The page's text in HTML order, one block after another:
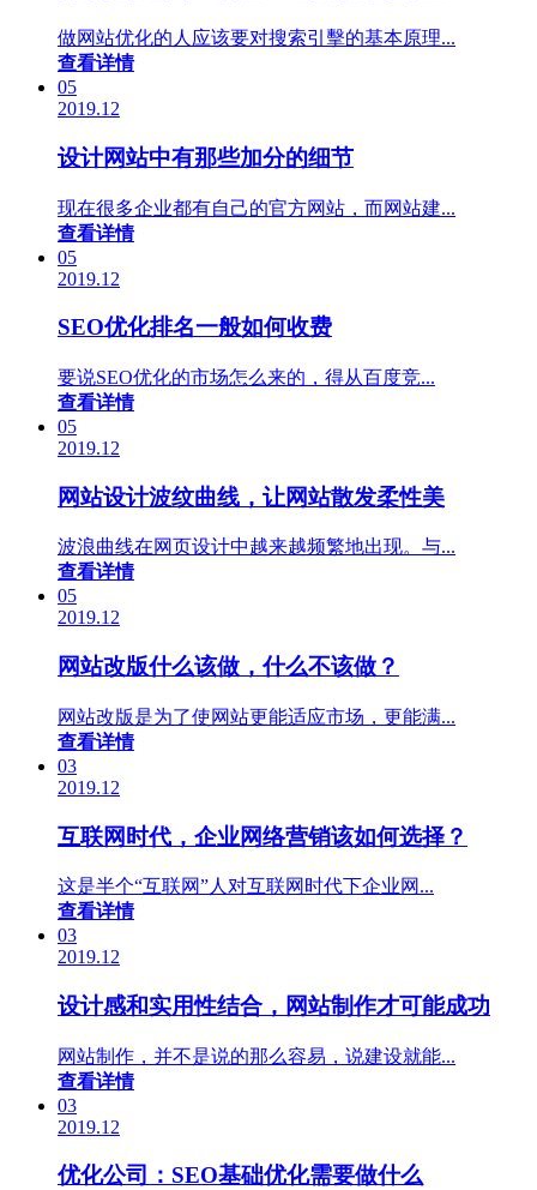
做网站优化的人应该要对搜索引擊的基本原理...
查看详情
05
2019.12
设计网站中有那些加分的细节
现在很多企业都有自己的官方网站，而网站建...
查看详情
05
2019.12
SEO优化排名一般如何收费
要说SEO优化的市场怎么来的，得从百度竞...
查看详情
05
2019.12
网站设计波纹曲线，让网站散发柔性美
波浪曲线在网页设计中越来越频繁地出现。与...
查看详情
05
2019.12
网站改版什么该做，什么不该做？
网站改版是为了使网站更能适应市场，更能满...
查看详情
03
2019.12
互联网时代，企业网络营销该如何选择？
这是半个“互联网”人对互联网时代下企业网...
查看详情
03
2019.12
设计感和实用性结合，网站制作才可能成功
网站制作，并不是说的那么容易，说建设就能...
查看详情
03
2019.12
优化公司：SEO基础优化需要做什么